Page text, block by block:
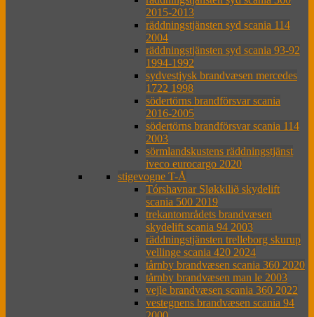
2015-2013
räddningstjänsten syd scania 114
2004
räddningstjänsten syd scania 93-92
1994-1992
sydvestjysk brandvæsen mercedes
1722 1998
södertörns brandförsvar scania
2016-2005
södertörns brandförsvar scania 114
2003
sörmlandskustens räddningstjänst
iveco eurocargo 2020
stigevogne T-Å
Tórshavnar Sløkkilið skydelift
scania 500 2019
trekantområdets brandvæsen
skydelift scania 94 2003
räddningstjänsten trelleborg skurup
vellinge scania 420 2024
tårnby brandvæsen scania 360 2020
tårnby brandvæsen man le 2003
vejle brandvæsen scania 360 2022
vestegnens brandvæsen scania 94